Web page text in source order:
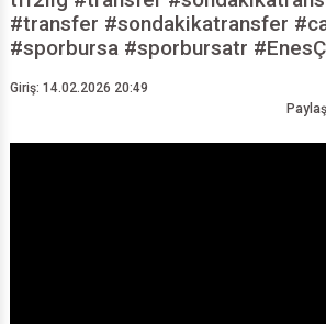
tff2lig #transfer
#transfer #sondakikatransfer
#sporbursa #sporbursatr